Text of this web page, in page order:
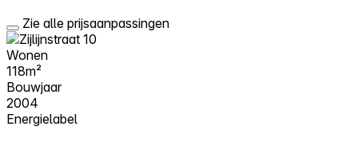
Zie alle prijsaanpassingen
Wonen
118m²
Bouwjaar
2004
Energielabel